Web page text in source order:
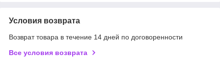
Условия возврата
Возврат товара в течение 14 дней по договоренности
Все условия возврата